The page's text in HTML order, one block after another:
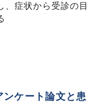
、症状から受診の目
ケート論文と患